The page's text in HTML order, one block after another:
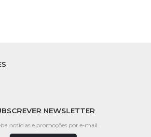
NEWSLETTER
notícias e promoções por e-mail.